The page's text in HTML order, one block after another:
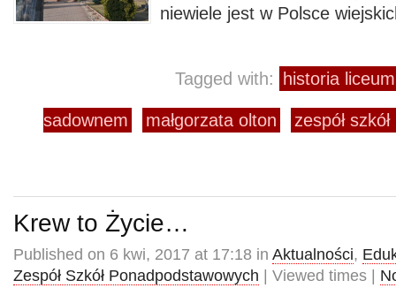
niewiele jest w Polsce
Tagged with: historia
sadownem małgorzata olton zespół
Krew to Życie…
Published on 6 kwi, 2017 at 17:18 in Aktualności,
Zespół Szkół Ponadpodstawowych | Viewed times |